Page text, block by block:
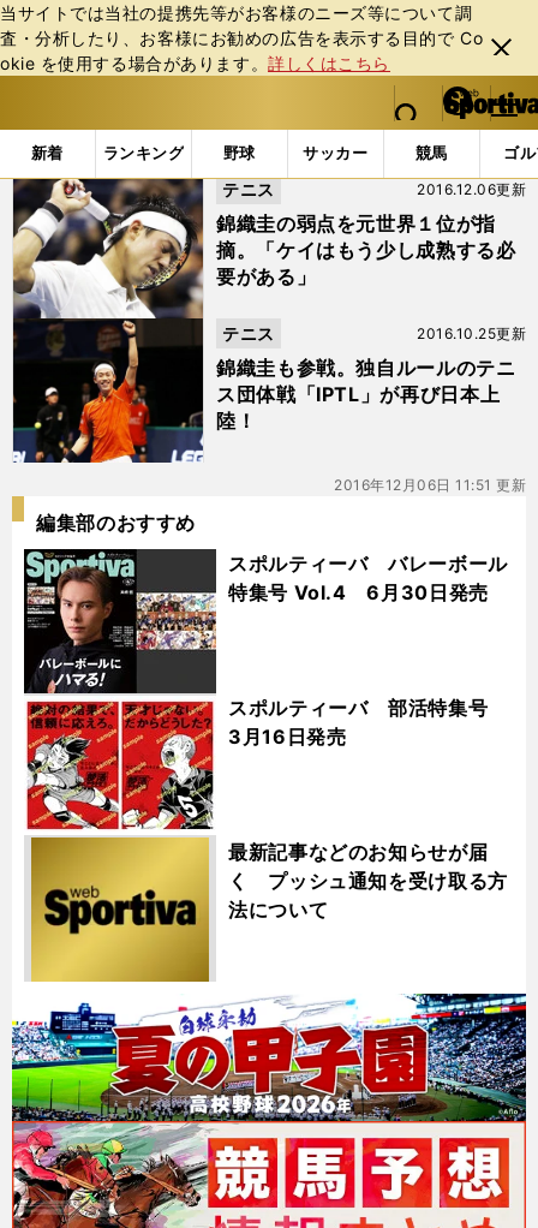
当サイトでは当社の提携先等がお客様のニーズ等について調
査・分析したり、お客様にお勧めの広告を表⽰する⽬的で Co
okie を使⽤する場合があります。詳しくはこちら
閉じ
る
web Sportiva (webスポルティーバ)
検索
マイペ
ー
ジ
メニュ
新着 ランキング 野球 サッカー 競馬 ゴ
b
ス
ポ
ル
テ
ィ
ー
バ
「#IPTL」の最新ニュース・ 情報
錦織圭の弱点を元世界１位が指
摘。「ケイはもう少し成熟する必
要がある」
2016.12.06更新
テニス
錦織圭も参戦。独自ルールのテニ
ス団体戦「IPTL」が再び日本上
陸！
2016.10.25更新
テニス
2016年12月06日 11:51 更新
編集部のおすすめ
スポルティーバ バレーボール
特集号 Vol.4 6月30日発売
スポルティーバ 部活特集号
3月16日発売
最新記事などのお知らせが届
く プッシュ通知を受け取る方
法について